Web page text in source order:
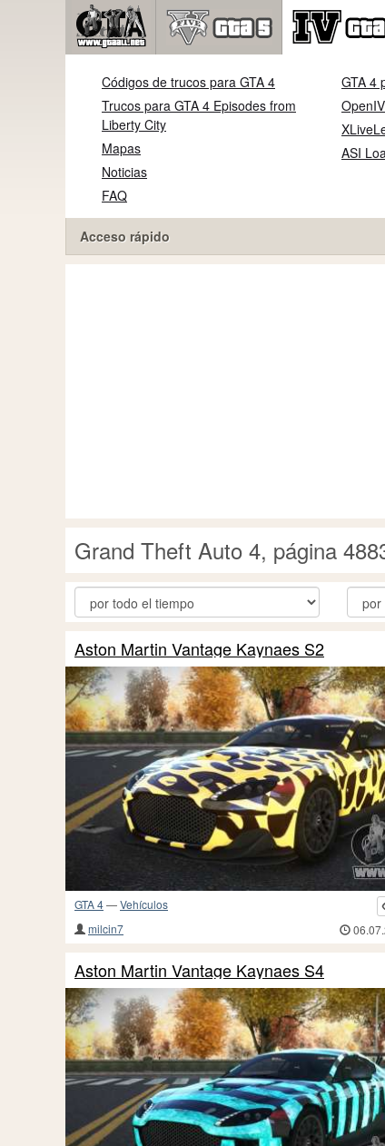
Códigos de trucos para GTA 4
Trucos para GTA 4 Episodes from
Liberty City
Mapas
Noticias
FAQ
GTA 4
ASI
Acceso rápido
Grand Theft Auto 4, página
Aston Martin Vantage Kaynaes S2
GTA 4—Vehículos
milcin7
Aston Martin Vantage Kaynaes S4